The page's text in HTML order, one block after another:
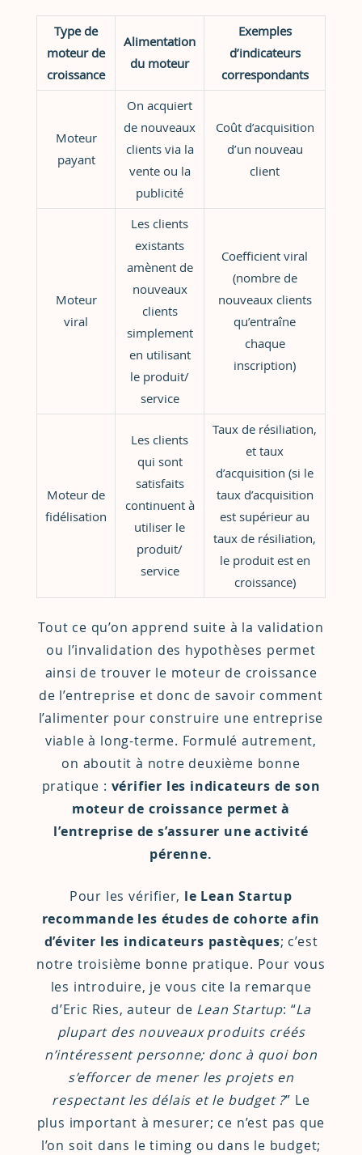
Type de
moteur de
croissance
Alimentation
du moteur
Exemples
d’indicateurs
correspondants
Moteur
payant
On acquiert
de nouveaux
clients via la
vente ou la
publicité
Coût d’acquisition
d’un nouveau
client
Moteur
viral
Les clients
existants
amènent de
nouveaux
clients
simplement
en utilisant
le produit/
service
Coefficient viral
(nombre de
nouveaux clients
qu’entraîne
chaque
inscription)
Moteur de
fidélisation
Les clients
qui sont
satisfaits
continuent à
utiliser le
produit/
service
Taux de résiliation,
et taux
d’acquisition (si le
taux d’acquisition
est supérieur au
taux de résiliation,
le produit est en
croissance)
Tout ce qu’on apprend suite à la validation
ou l’invalidation des hypothèses permet
ainsi de trouver le moteur de croissance
de l’entreprise et donc de savoir comment
l’alimenter pour construire une entreprise
viable à long-terme. Formulé autrement,
on aboutit à notre deuxième bonne
pratique : vérifier les indicateurs de son
moteur de croissance permet à
l’entreprise de s’assurer une activité
pérenne.
Pour les vérifier, le Lean Startup
recommande les études de cohorte afin
d’éviter les indicateurs pastèques; c’est
notre troisième bonne pratique. Pour vous
les introduire, je vous cite la remarque
d’Eric Ries, auteur de Lean Startup: “La
plupart des nouveaux produits créés
n’intéressent personne; donc à quoi bon
s’efforcer de mener les projets en
respectant les délais et le budget ?” Le
plus important à mesurer; ce n’est pas que
l’on soit dans le timing ou dans le budget;